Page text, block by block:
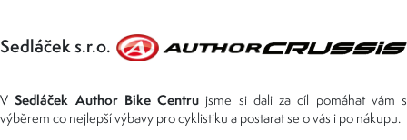
Sedláček s.r.o.
VSedláček Author Bike Centru jsme si dali za cíl pomáhat vám s
výběrem co nejlepší výbavy pro cyklistiku a postarat se o vás i po nákupu.